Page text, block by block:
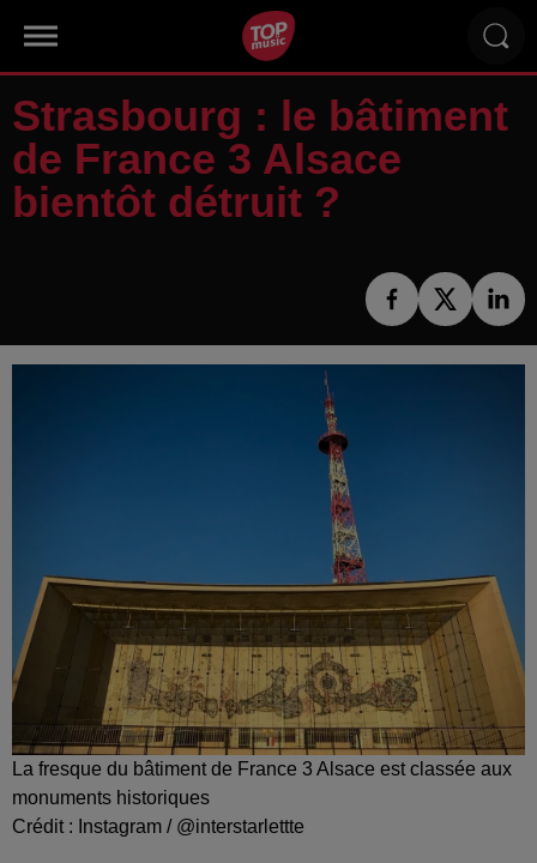
Strasbourg : le bâtiment
de France 3 Alsace
bientôt détruit ?
La fresque du bâtiment de France 3 Alsace est classée aux
monuments historiques
Crédit : Instagram / @interstarlettte